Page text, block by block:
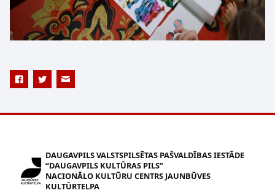
DAUGAVPILS VALSTSPILSĒTAS PAŠVALDĪBAS IESTĀDE
“DAUGAVPILS KULTŪRAS PILS”
NACIONĀLO KULTŪRU CENTRS JAUNBŪVES
KULTŪRTELPA